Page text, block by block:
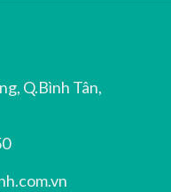
Q.Bình Tân,